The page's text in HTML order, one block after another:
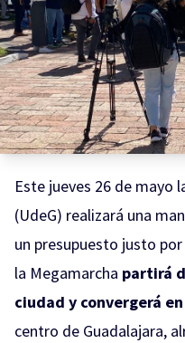
Este jueves 26 de mayo
(UdeG) realizará una
un presupuesto justo
la Megamarcha partirá
ciudad y convergerá
centro de Guadalajara,